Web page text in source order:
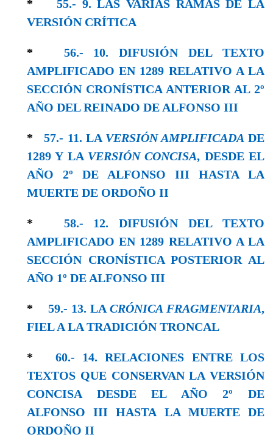
* 55.- 9. LAS VARIAS RAMAS DE LA
VERSIÓN CRÍTICA
* 56.- 10. DIFUSIÓN DEL TEXTO
AMPLIFICADO EN 1289 RELATIVO A LA
SECCIÓN CRONÍSTICA ANTERIOR AL 2º
AÑO DEL REINADO DE ALFONSO III
*57.- 11. LA VERSIÓN AMPLIFICADA DE
1289 Y LA VERSIÓN CONCISA, DESDE EL
AÑO 2º DE ALFONSO III HASTA LA
MUERTE DE ORDOÑO II
* 58.- 12. DIFUSIÓN DEL TEXTO
AMPLIFICADO EN 1289 RELATIVO A LA
SECCIÓN CRONÍSTICA POSTERIOR AL
AÑO 1º DE ALFONSO III
* 59.- 13. LA CRÓNICA FRAGMENTARIA,
FIEL A LA TRADICIÓN TRONCAL
* 60.- 14. RELACIONES ENTRE LOS
TEXTOS QUE CONSERVAN LA VERSIÓN
CONCISA DESDE EL AÑO 2º DE
ALFONSO III HASTA LA MUERTE DE
ORDOÑO II